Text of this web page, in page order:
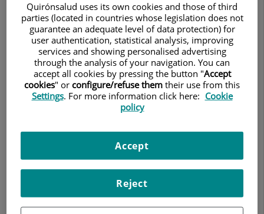
Ha d'acudir acompanyatdegut a la
sedació que comporta la prova.
El dia de la cita,ha de presentar
imprescindiblement el volant mèdic de la
prova i l'autorització IMPRESA de la
mateixa, facilitada per la companyia
asseguradora. Recordeu que aquestes autoritzacions han
de ser sol·licitades pel pacient o els seus familiars a la
pròpia societat mèdica, i no per l'hospital.
Quirónsalud uses its own cookies and those of third
parties (located in countries whose legislation does not
guarantee an adequate level of data protection) for
user authentication, statistical analysis, improving
services and showing personalised advertising
through the analysis of your navigation. You can
accept all cookies by pressing the button "Accept
cookies" or configure/refuse them their use from this
Settings. For more information click here: Cookie
policy
Reject
Accept